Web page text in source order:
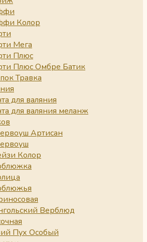
Колор
Мега
Плюс
Плюс Омбре Батик
Травка
для валяния
для валяния меланж
Артисан
Колор
Верблюд
Пух Особый